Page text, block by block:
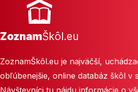
ZoznamŠkôl.eu
ZoznamŠkôl.eu je najväčší,
obľúbenejšie, online databáz škôl v
Návštevníci tu nájdu informácie o